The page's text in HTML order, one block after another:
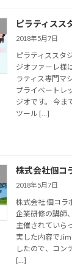
ピラティスス
2018年5月7日
ピラティススタ
ジオファーレ様
ラティス専門マ
プライベートレ
ジオです。 今ま
ツール […]
株式会社個コ
2018年5月7日
株式会社 個コラ
企業研修の講師
主催されていら
実した内容で
したので、コン
[…]